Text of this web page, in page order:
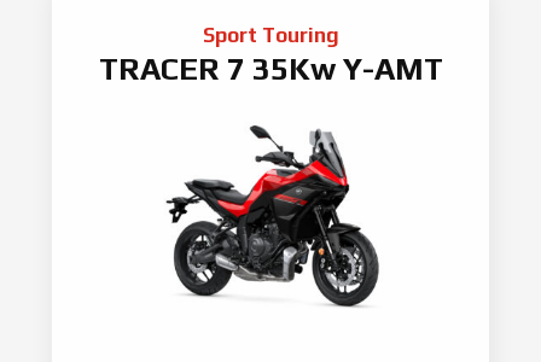
Sport Touring
TRACER 7 35Kw Y-AMT